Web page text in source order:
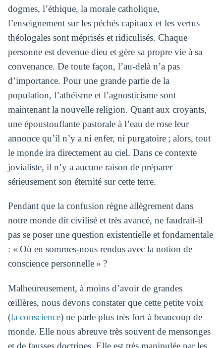
dogmes, l’éthique, la morale catholique,
l’enseignement sur les péchés capitaux et les vertus
théologales sont méprisés et ridiculisés. Chaque
personne est devenue dieu et gère sa propre vie à sa
convenance. De toute façon, l’au-delà n’a pas
d’importance. Pour une grande partie de la
population, l’athéisme et l’agnosticisme sont
maintenant la nouvelle religion. Quant aux croyants,
une époustouflante pastorale à l’eau de rose leur
annonce qu’il n’y a ni enfer, ni purgatoire ; alors, tout
le monde ira directement au ciel. Dans ce contexte
jovialiste, il n’y a aucune raison de préparer
sérieusement son éternité sur cette terre.
Pendant que la confusion règne allègrement dans
notre monde dit civilisé et très avancé, ne faudrait-il
pas se poser une question existentielle et fondamentale
: « Où en sommes-nous rendus avec la notion de
conscience personnelle » ?
Malheureusement, à moins d’avoir de grandes
œillères, nous devons constater que cette petite voix
(la conscience) ne parle plus très fort à beaucoup de
monde. Elle nous abreuve très souvent de mensonges
et de fausses doctrines. Elle est très manipulée par les